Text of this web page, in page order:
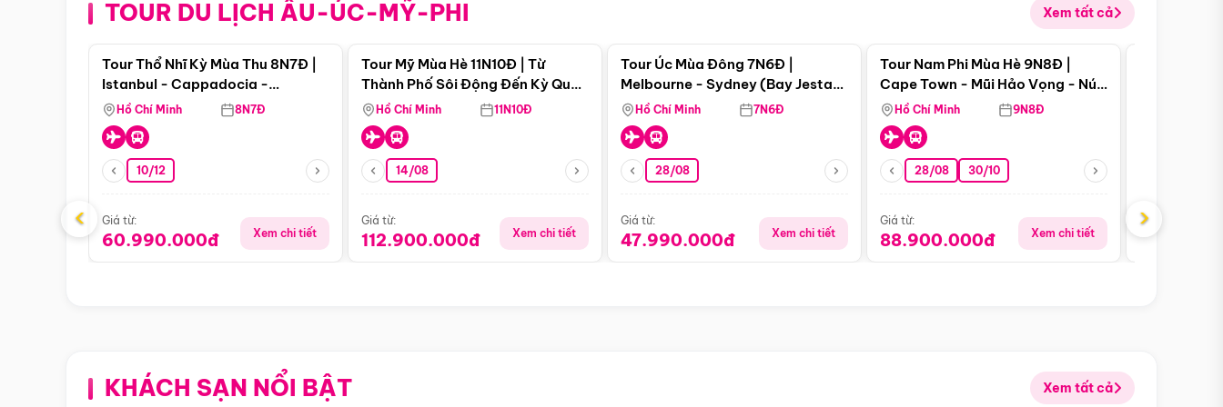
TOUR DU LỊCH ÂU-ÚC-MỸ-PHI Xem tất cả
Điểm nổi bật
Tour Thổ Nhĩ Kỳ Mùa Thu 8N7Đ |
Istanbul - Cappadocia -
Pamukkale
Hồ Chí Minh 8N7Đ
10/12
Giá từ:
60.990.000đ Xem chi tiết
Tour Mỹ Mùa Hè 11N10Đ | Từ
Thành Phố Sôi Động Đến Kỳ Quan
Thiên Nhiên Mỹ
Hồ Chí Minh 11N10Đ
14/08
Giá từ:
112.900.000đ Xem chi tiết
Tour Úc Mùa Đông 7N6Đ |
Melbourne - Sydney (Bay Jestar
Airways)
Hồ Chí Minh 7N6Đ
28/08
Giá từ:
47.990.000đ Xem chi tiết
Điểm nổi bật
Tour Nam Phi Mùa Hè 9N8Đ |
Cape Town - Mũi Hảo Vọng - Núi
Bàn - Johannesburg - Pretoria -
Safari - Lodge
Hồ Chí Minh 9N8Đ
28/08 30/10
Giá từ:
88.900.000đ Xem chi tiết
Giá từ:
‹ ›
KHÁCH SẠN NỔI BẬT Xem tất cả